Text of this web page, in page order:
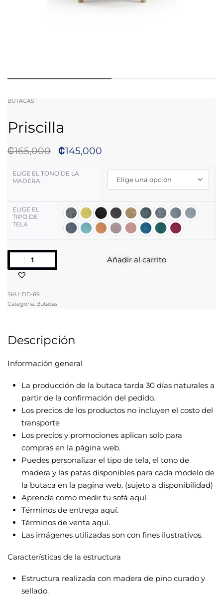
BUTACAS
Priscilla
₡165,000 ₡145,000
ELIGE EL TONO DE LA
MADERA
ELIGE EL
TIPO DE
TELA
Añadir al carrito
SKU: DD-69
Categoría: Butacas
Descripción
Información general
La producción de la butaca tarda 30 días naturales a
partir de la confirmación del pedido.
Los precios de los productos no incluyen el costo del
transporte
Los precios y promociones aplican solo para
compras en la página web.
Puedes personalizar el tipo de tela, el tono de
madera y las patas disponibles para cada modelo de
la butaca en la pagina web. (sujeto a disponibilidad)
Aprende como medir tu sofáaquí.
Términos de entregaaquí.
Términos de ventaaquí.
Las imágenes utilizadas son con fines ilustrativos.
Características de la estructura
Estructura realizada con madera de pino curado y
sellado.